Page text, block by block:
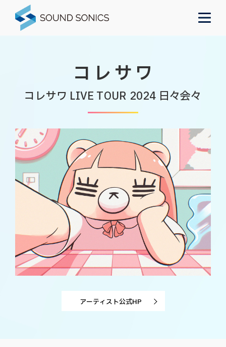
コレサワ
コレサワ LIVE TOUR 2024 日々会々
アーティスト公式HP